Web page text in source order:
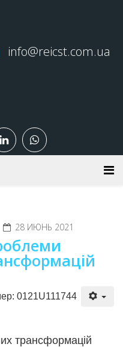
info@reicst.com.ua
28 ИЮНЬ 2021
0121U111744
трансформацій